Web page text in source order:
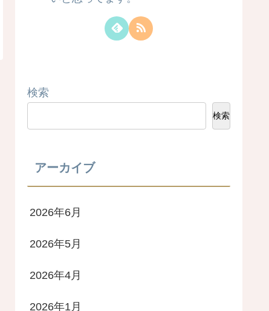
検索
検索
アーカイブ
2026年6月
2026年5月
2026年4月
2026年1月